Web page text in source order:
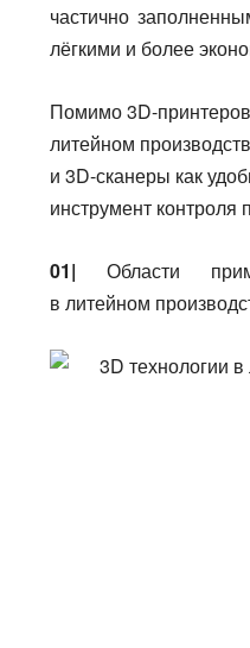
частично
лёгкими и более
Помимо 3D-
литейном
и 3D-сканеры как
инструмент контроля
01|Области
в литейном